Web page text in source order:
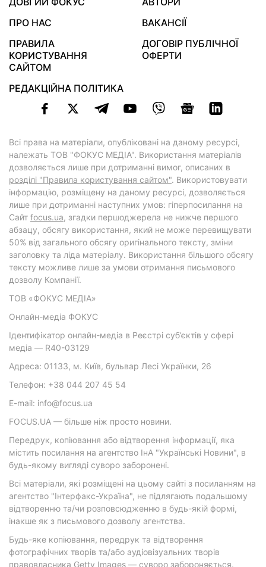
ПРО НАС
ВАКАНСІЇ
ПРАВИЛА
КОРИСТУВАННЯ
САЙТОМ
ДОГОВІР ПУБЛІЧНОЇ
ОФЕРТИ
РЕДАКЦІЙНА ПОЛІТИКА
Всі права на матеріали, опубліковані на даному ресурсі,
належать ТОВ "ФОКУС МЕДІА". Використання матеріалів
дозволяється лише при дотриманні вимог, описаних в
розділі "Правила користування сайтом". Використовувати
інформацію, розміщену на даному ресурсі, дозволяється
лише при дотриманні наступних умов: гіперпосилання на
Cайт focus.ua, згадки першоджерела не нижче першого
абзацу, обсягу використання, який не може перевищувати
50% від загального обсягу оригінального тексту, зміни
заголовку та ліда матеріалу. Використання більшого обсягу
тексту можливе лише за умови отримання письмового
дозволу Компанії.
ТОВ «ФОКУС МЕДІА»
Онлайн-медіа ФОКУС
Ідентифікатор онлайн-медіа в Реєстрі суб’єктів у сфері
медіа — R40-03129
Адреса: 01133, м. Київ, бульвар Лесі Українки, 26
Телефон: +38 044 207 45 54
E-mail: info@focus.ua
FOCUS.UA — більше ніж просто новини.
Передрук, копіювання або відтворення інформації, яка
містить посилання на агентство ІнА "Українські Новини", в
будь-якому вигляді суворо заборонені.
Всі матеріали, які розміщені на цьому сайті з посиланням на
агентство "Інтерфакс-Україна", не підлягають подальшому
відтворенню та/чи розповсюдженню в будь-якій формі,
інакше як з письмового дозволу агентства.
Будь-яке копіювання, передрук та відтворення
фотографічних творів та/або аудіовізуальних творів
правовласника Getty Images — суворо забороняється.